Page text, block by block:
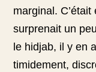
marginal.
surprenait un
le hidjab, il y en
timidement,